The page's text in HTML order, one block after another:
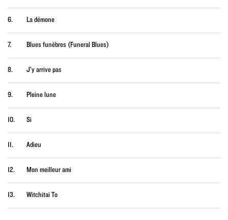
6. La démone
7. Blues funèbres (Funeral Blues)
8. J’y arrive pas
9. Pleine lune
10. Si
11. Adieu
12. Mon meilleur ami
13. Witchitai To